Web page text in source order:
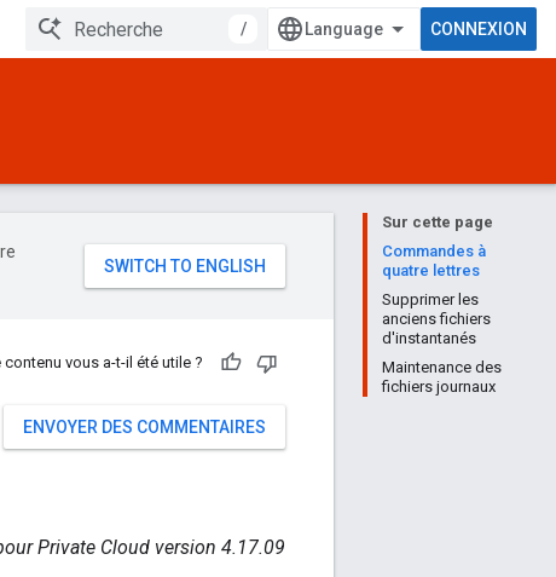
/ CONNEXION
Sur cette page
Commandes à
quatre lettres
Supprimer les
anciens fichiers
d'instantanés
Maintenance des
fichiers journaux
contenu vous a-t-il été utile ?
ENVOYER DES COMMENTAIRES
Private Cloud version 4.17.09